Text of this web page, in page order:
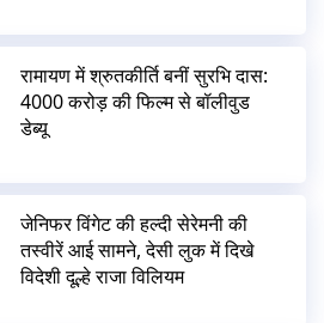
रामायण में श्रुतकीर्ति बनीं सुरभि दास:
4000 करोड़ की फिल्म से बॉलीवुड
डेब्यू
जेनिफर विंगेट की हल्दी सेरेमनी की
तस्वीरें आई सामने, देसी लुक में दिखे
विदेशी दूल्हे राजा विलियम